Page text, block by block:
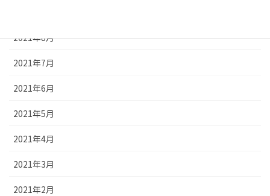
2021年8月
2021年7月
2021年6月
2021年5月
2021年4月
2021年3月
2021年2月